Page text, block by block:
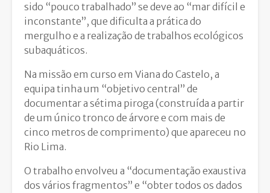
sido “pouco trabalhado” se deve ao “mar difícil e
inconstante”, que dificulta a prática do
mergulho e a realização de trabalhos ecológicos
subaquáticos.
Na missão em curso em Viana do Castelo, a
equipa tinha um “objetivo central” de
documentar a sétima piroga (construída a partir
de um único tronco de árvore e com mais de
cinco metros de comprimento) que apareceu no
Rio Lima.
O trabalho envolveu a “documentação exaustiva
dos vários fragmentos” e “obter todos os dados